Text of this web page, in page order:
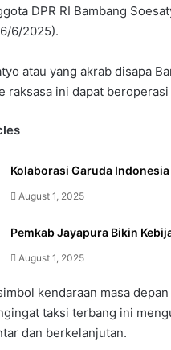
DPR RI Bambang
6/2025).
atau yang akrab disapa
raksasa ini dapat
Kolaborasi Garuda
August 1, 2025
Pemkab Jayapura Bikin
August 1, 2025
kendaraan masa
taksi terbang ini
dan berkelanjutan.